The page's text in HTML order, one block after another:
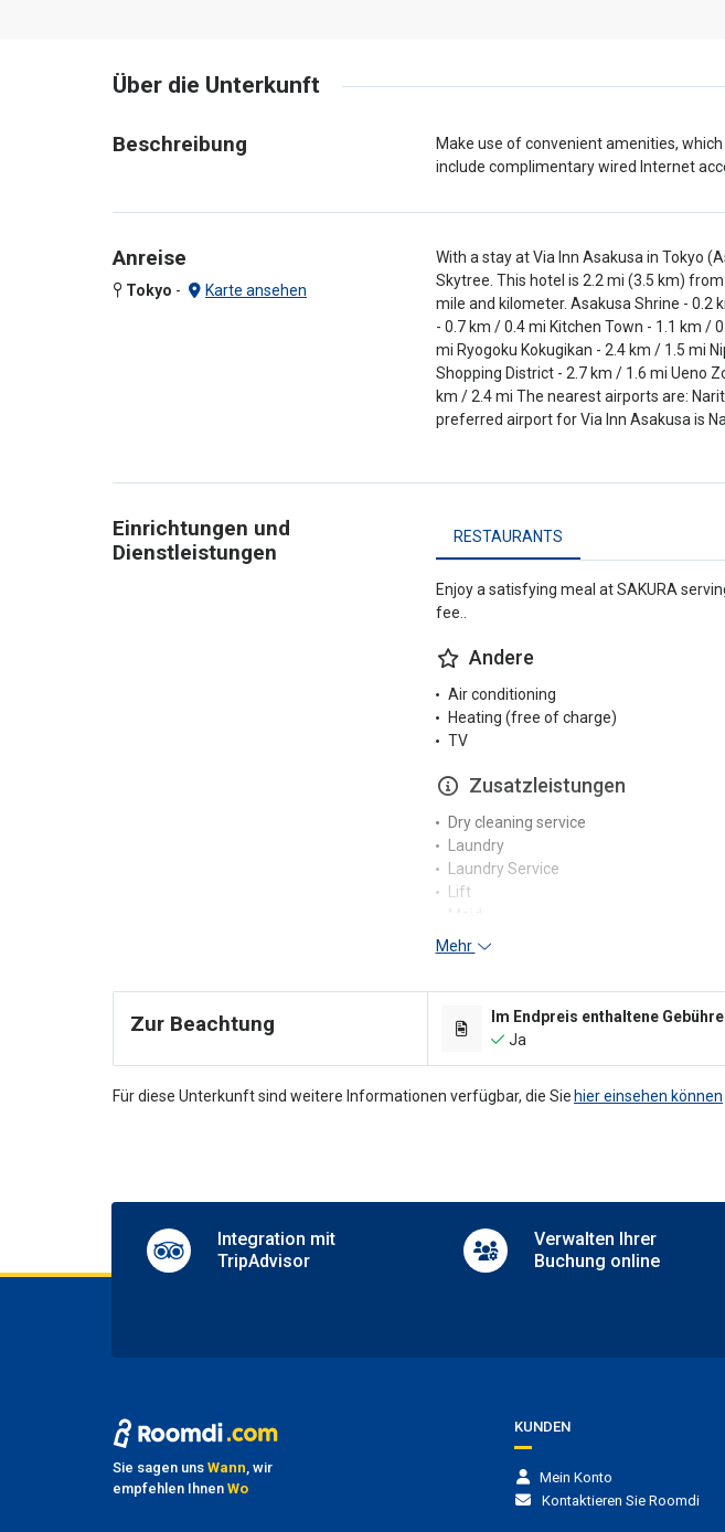
Über die Unterkunft
Beschreibung
Make use of convenient amenities,
include complimentary wired Internet
Anreise
Tokyo - Karte ansehen
With a stay at Via Inn Asakusa in Tokyo
Skytree. This hotel is 2.2 mi (3.5 km)
mile and kilometer. Asakusa Shrine - 0.2
- 0.7 km / 0.4 mi Kitchen Town - 1.1 km /
mi Ryogoku Kokugikan - 2.4 km / 1.5 mi
Shopping District - 2.7 km / 1.6 mi Ueno
km / 2.4 mi The nearest airports are:
preferred airport for Via Inn Asakusa is
Einrichtungen und
Dienstleistungen
RESTAURANTS
Enjoy a satisfying meal at SAKURA
fee..
Andere
Air conditioning
Heating (free of charge)
TV
Zusatzleistungen
Dry cleaning service
Laundry
Laundry Service
Lift
Tumble dryer
Rezeption
24-hour reception
Unterhaltung
Nearby parking
Parking
Valet parking
Mehr
Zur Beachtung
Im Endpreis enthaltene
Ja
Für diese Unterkunft sind weitere Informationen verfügbar, die Sie hier einsehen können
Integration mit
TripAdvisor
Verwalten Ihrer
Buchung online
Sie sagen uns Wann , wir
empfehlen Ihnen Wo
KUNDEN
Mein Konto
Kontaktieren Sie Roomdi